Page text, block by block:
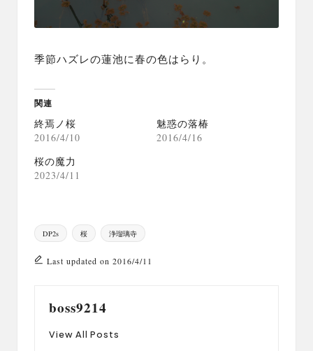
季節ハズレの蓮池に春の色はらり。
関連
終焉ノ桜
2016/4/10
魅惑の落椿
2016/4/16
桜の魔力
2023/4/11
Tags:
DP2s 桜 浄瑠璃寺
Last updated on 2016/4/11
boss9214
View All Posts